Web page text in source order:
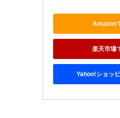
Amazon
楽天市場
Yahoo!ショッ